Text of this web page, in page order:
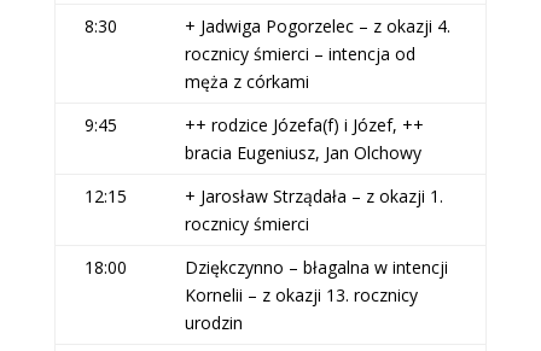
8:30
+ Jadwiga Pogorzelec – z okazji 4.
rocznicy śmierci – intencja od
męża z córkami
9:45
++ rodzice Józefa(f) i Józef, ++
bracia Eugeniusz, Jan Olchowy
12:15
+ Jarosław Strządała – z okazji 1.
rocznicy śmierci
18:00
Dziękczynno – błagalna w intencji
Kornelii – z okazji 13. rocznicy
urodzin